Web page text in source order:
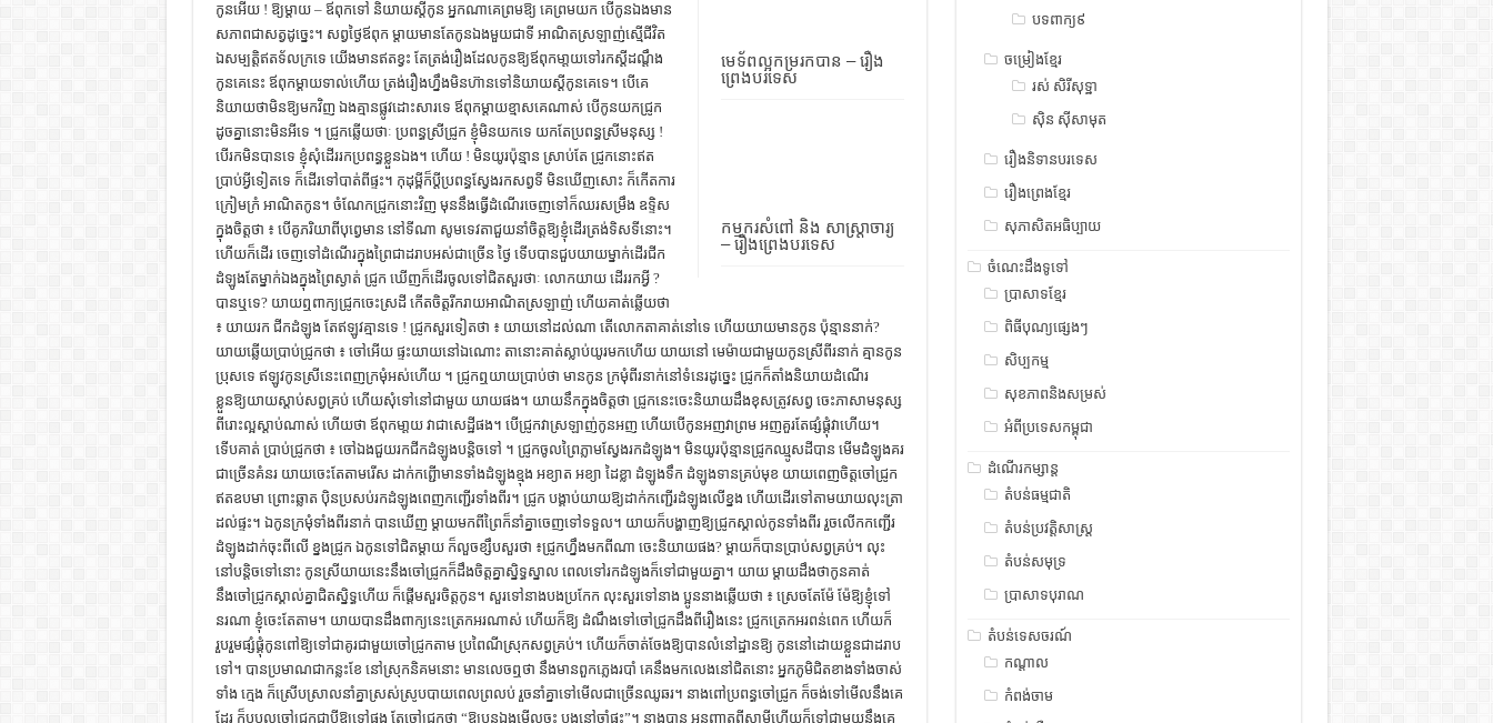
មេទ័ពល្អកម្ររកបាន – រឿង
ព្រេងបរទេស
កម្មករសំពៅ និង សាស្រ្តាចារ្យ
– រឿងព្រេងបរទេស
កូនអើយ ! ឱ្យម្ដាយ – ឪពុកទៅ និយាយស្ដីកូន អ្នកណាគេព្រមឱ្យ គេព្រមយក បើកូនឯងមាន
សភាពជាសត្វដូច្នេះ។ សព្វថ្ងៃឪពុក ម្ដាយមានតែកូនឯងមួយជាទី អាណិតស្រឡាញ់ស្មើជីវិត
ឯសម្បត្ដិឥតទ័លក្រទេ យើងមានឥតខ្វះ តែត្រង់រឿងដែលកូនឱ្យឪពុកមា្ដយទៅរកស្ដីដណ្ដឹង
កូនគេនេះ ឪពុកម្ដាយទាល់ហើយ ត្រង់រឿងហ្នឹងមិនហ៊ានទៅនិយាយស្ដីកូនគេទេ។ បើគេ
និយាយថាមិនឱ្យមកវិញ ឯងគ្មានផ្លូវដោះសារទេ ឪពុកម្ដាយខ្មាសគេណាស់ បើកូនយកជ្រូក
ដូចគ្នានោះមិនអីទេ ។ ជ្រូកឆ្លើយថាៈ ប្រពន្ធស្រីជ្រូក ខ្ញុំមិនយកទេ យកតែប្រពន្ធស្រីមនុស្ស !
បើរកមិនបានទេ ខ្ញុំសុំដើររកប្រពន្ធខ្លួនឯង។ ហើយ ! មិនយូរប៉ុន្មាន ស្រាប់តែ ជ្រូកនោះឥត
ប្រាប់អ្វីទៀតទេ ក៏ដើរទៅបាត់ពីផ្ទះ។ កុដុម្ពីក៏ប្ដីប្រពន្ធស្វែងរកសព្វទី មិនឃើញសោះ ក៏កើតការ
ក្រៀមក្រំ អាណិតកូន។ ចំណែកជ្រូកនោះវិញ មុននឹងធ្វើដំណើរចេញទៅក៏ឈរសម្រឹង ឧទ្ទិស
ក្នុងចិត្ដថា ៖ បើគូភរិយាពីបុព្វេមាន នៅទីណា សូមទេវតាជួយនាំចិត្ដឱ្យខ្ញុំដើរត្រង់ទិសទីនោះ។
ហើយក៏ដើរ ចេញទៅដំណើរក្នុងព្រៃជាដរាបអស់ជាច្រើន ថ្ងៃ ទើបបានជួបយាយម្នាក់ដើរជីក
ដំឡូងតែម្នាក់ឯងក្នុងព្រៃស្ងាត់ ជ្រូក ឃើញក៏ដើរចូលទៅជិតសួរថាៈ លោកយាយ ដើររកអ្វី ?
បានឬទេ? យាយឮពាក្យជ្រូកចេះស្រដី កើតចិត្ដរីករាយអាណិតស្រឡាញ់ ហើយគាត់ឆ្លើយថា
៖ យាយរក ជីកដំឡូង តែឥឡូវគ្មានទេ ! ជ្រូកសួរទៀតថា ៖ យាយនៅដល់ណា តើលោកតាគាត់នៅទេ ហើយយាយមានកូន ប៉ុន្មាននាក់?
យាយឆ្លើយប្រាប់ជ្រូកថា ៖ ចៅអើយ ផ្ទះយាយនៅឯណោះ តានោះគាត់ស្លាប់យូរមកហើយ យាយនៅ មេម៉ាយជាមួយកូនស្រីពីរនាក់ គ្មានកូន
ប្រុសទេ ឥឡូវកូនស្រីនេះពេញក្រមុំអស់ហើយ ។ ជ្រូកឮយាយប្រាប់ថា មានកូន ក្រមុំពីរនាក់នៅទំនេរដូច្នេះ ជ្រូកក៏តាំងនិយាយដំណើរ
ខ្លួនឱ្យយាយស្ដាប់សព្វគ្រប់ ហើយសុំទៅនៅជាមួយ យាយផង។ យាយនឹកក្នុងចិត្ដថា ជ្រូកនេះចេះនិយាយដឹងខុសត្រូវសព្វ ចេះភាសាមនុស្ស
ពីរោះល្អស្ដាប់ណាស់ ហើយថា ឪពុកមា្ដយ វាជាសេដ្ឋីផង។ បើជ្រូកវាស្រឡាញ់កូនអញ ហើយបើកូនអញវាព្រម អញគួរតែផ្សំផ្គុំវាហើយ។
ទើបគាត់ ប្រាប់ជ្រូកថា ៖ ចៅឯងជួយរកជីកដំឡូងបន្ដិចទៅ ។ ជ្រូកចូលព្រៃភ្លាមស្វែងរកដំឡូង។ មិនយូរប៉ុន្មានជ្រូកឈ្មូសដីបាន មើមដំំឡូងគរ
ជាច្រើនគំនរ យាយចេះតែតាមរើស ដាក់កព្ជើាមានទាំងដំឡូងខ្មុង អខ្យាត អខ្យា ដៃខ្លា ដំឡូងទឹក ដំឡូងទានគ្រប់មុខ យាយពេញចិត្ដចៅជ្រូក
ឥតឧបមា ព្រោះឆ្លាត ប៉ិនប្រសប់រកដំឡូងពេញកញ្ជើរទាំងពីរ។ ជ្រូក បង្គាប់យាយឱ្យដាក់កញ្ជើរដំឡូងលើខ្នង ហើយដើរទៅតាមយាយលុះត្រា
ដល់ផ្ទះ។ ឯកូនក្រមុំទាំងពីរនាក់ បានឃើញ ម្ដាយមកពីព្រៃក៏នាំគ្នាចេញទៅទទួល។ យាយក៏បង្ហាញឱ្យជ្រូកស្គាល់កូនទាំងពីរ រួចលើកកញ្ជើរ
ដំឡូងដាក់ចុះពីលើ ខ្នងជ្រូក ឯកូនទៅជិតម្ដាយ ក៏លួចខ្សឹបសួរថា ៖ជ្រូកហ្នឹងមកពីណា ចេះនិយាយផង? ម្ដាយក៏បានប្រាប់សព្វគ្រប់។ លុះ
នៅបន្ដិចទៅនោះ កូនស្រីយាយនេះនឹងចៅជ្រូកក៏ដឹងចិត្ដគ្នាស្និទ្ធស្នាល ពេលទៅរកដំឡូងក៏ទៅជាមួយគ្នា។ យាយ ម្ដាយដឹងថាកូនគាត់
នឹងចៅជ្រូកស្គាល់គ្នាជិតស្និទ្ធហើយ ក៏ផ្ដើមសួរចិត្ដកូន។ សួរទៅនាងបងប្រកែក លុះសួរទៅនាង ប្អូននាងឆ្លើយថា ៖ ស្រេចតែម៉ែ ម៉ែឱ្យខ្ញុំទៅ
នរណា ខ្ញុំចេះតែតាម។ យាយបានដឹងពាក្យនេះត្រេកអរណាស់ ហើយក៏ឱ្យ ដំណឹងទៅចៅជ្រូកដឹងពីរឿងនេះ ជ្រូកត្រេកអរពន់ពេក ហើយក៏
រួបរួមផ្សំផ្គុំកូនពៅឱ្យទៅជាគូរជាមួយចៅជ្រូកតាម ប្រពៃណីស្រុកសព្វគ្រប់។ ហើយក៏ចាត់ចែងឱ្យបានលំនៅដ្ឋានឱ្យ កូននៅដោយខ្លួនជាដរាប
ទៅ។ បានប្រមាណជាកន្លះខែ នៅស្រុកនិគមនោះ មានលេចឮថា នឹងមានពួកភ្លេងរបាំ គេនឹងមកលេងនៅជិតនោះ អ្នកភូមិជិតខាងទាំងចាស់
ទាំង ក្មេង ក៏ស្រើបស្រាលនាំគ្នាស្រស់ស្រូបបាយពេលព្រលប់ រួចនាំគ្នាទៅមើលជាច្រើនឈូឆរ។ នាងពៅប្រពន្ធចៅជ្រូក ក៏ចង់ទៅមើលនឹងគេ
ដែរ ក៏បបួលចៅជ្រូកជាប្ដីឱ្យទៅផង តែចៅជ្រូកថា “ឱ្យប្អូនឯងមើលចុះ បងនៅចាំផ្ទះ”។ នាងបាន អនុញ្ញាតពីស្វាមីហើយក៏ទៅជាមួយនឹងគេ
បទពាក្យ៩
ចម្រៀងខ្មែរ
រស់ សិរីសុទ្ឋា
ស៊ិន ស៊ីសាមុត
រឿងនិទានបរទេស
រឿងព្រេងខ្មែរ
សុភាសិតអធិប្បាយ
ចំណេះដឹងទូទៅ
ប្រាសាទខ្មែរ
ពិធីបុណ្យផ្សេងៗ
សិប្បកម្ម
សុខភាពនិងសម្រស់
អំពីប្រទេសកម្ពុជា
ដំណើរកម្សាន្ត
តំបន់ធម្មជាតិ
តំបន់ប្រវត្តិសាស្រ្ត
តំបន់សមុទ្រ
ប្រាសាទបុរាណ
តំបន់ទេសចរណ៍
កណ្តាល
កំពង់ចាម